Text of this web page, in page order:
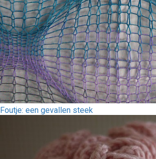
Foutje: een gevallen steek